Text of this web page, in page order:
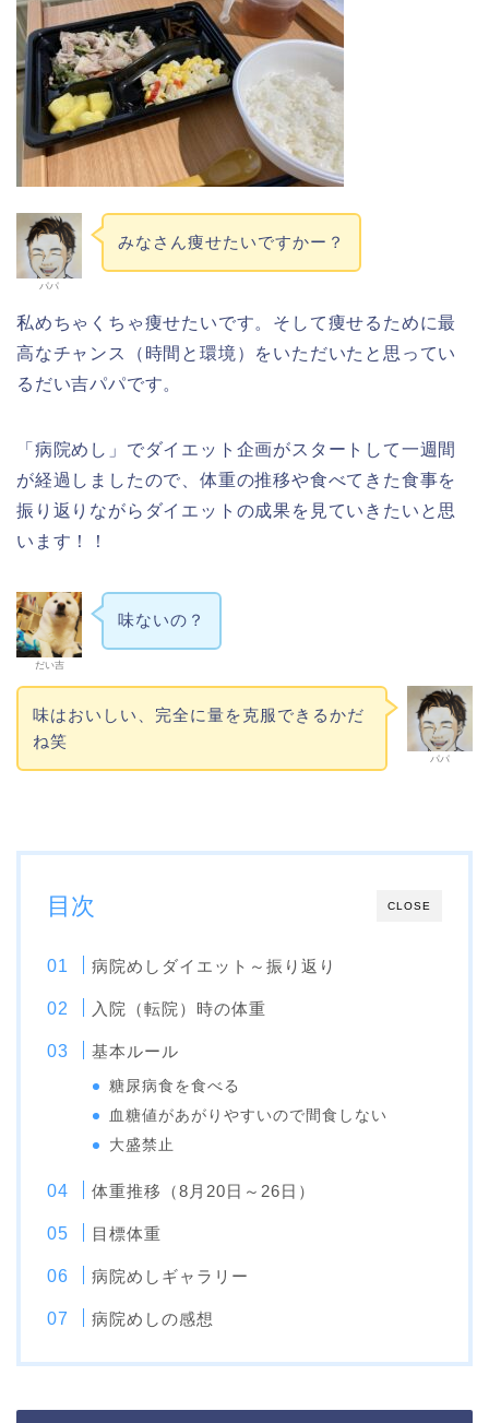
パパ
みなさん痩せたいですかー？
私めちゃくちゃ痩せたいです。そして痩せるために最
高なチャンス（時間と環境）をいただいたと思ってい
るだい吉パパです。
「病院めし」でダイエット企画がスタートして一週間
が経過しましたので、体重の推移や食べてきた食事を
振り返りながらダイエットの成果を見ていきたいと思
います！！
だい吉
味ないの？
パパ
味はおいしい、完全に量を克服できるかだ
ね笑
CLOSE
目次
病院めしダイエット～振り返り
入院（転院）時の体重
基本ルール
糖尿病食を食べる
血糖値があがりやすいので間食しない
大盛禁止
体重推移（8月20日～26日）
目標体重
病院めしギャラリー
病院めしの感想